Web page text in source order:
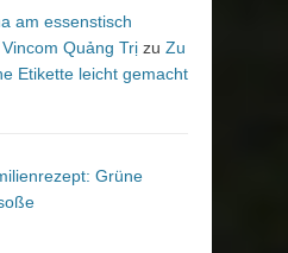
am essenstisch
Quảng Trị zu Zu
Etikette leicht gemacht
Grüne